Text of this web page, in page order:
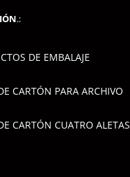
.:
DE EMBALAJE
CARTÓN PARA ARCHIVO
CARTÓN CUATRO ALETAS